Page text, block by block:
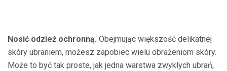
Nosić odzież ochronną. Obejmując większość delikatnej
skóry ubraniem, możesz zapobiec wielu obrażeniom skóry.
Może to być tak proste, jak jedna warstwa zwykłych ubrań,